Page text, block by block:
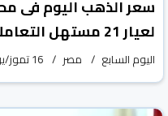
سعر الذهب اليوم فى
لعيار 21 مستهل التعاملات
اليوم السابع مصر 16 تموز/يوليو 2026